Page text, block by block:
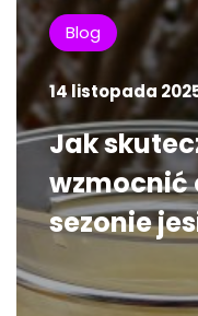
Blog
14 listopada
Jak
wzmocnić
sezonie